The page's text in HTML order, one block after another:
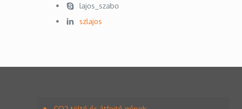
lajos_szabo
szlajos